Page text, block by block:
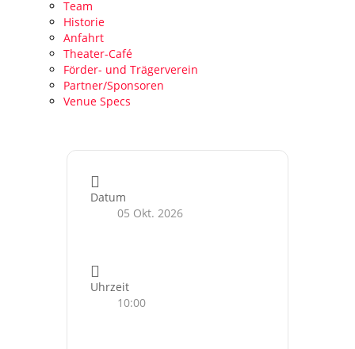
Team
Historie
Anfahrt
Theater-Café
Förder- und Trägerverein
Partner/Sponsoren
Venue Specs
Datum
05 Okt. 2026
Uhrzeit
10:00